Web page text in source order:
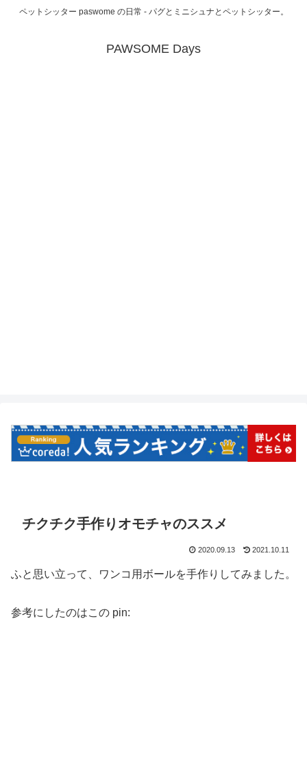
ペットシッター paswome の日常 - パグとミニシュナとペットシッター。
PAWSOME Days
チクチク手作りオモチャのススメ
2020.09.13 2021.10.11
ふと思い立って、ワンコ用ボールを手作りしてみました。
参考にしたのはこの pin: